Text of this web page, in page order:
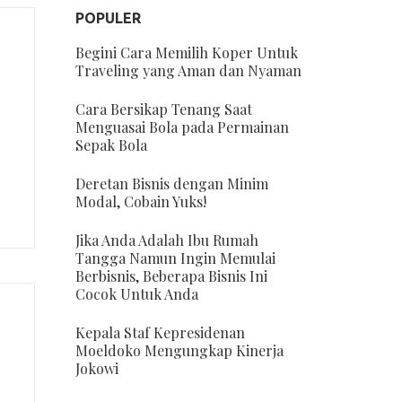
POPULER
Begini Cara Memilih Koper Untuk
Traveling yang Aman dan Nyaman
Cara Bersikap Tenang Saat
Menguasai Bola pada Permainan
Sepak Bola
Deretan Bisnis dengan Minim
Modal, Cobain Yuks!
Jika Anda Adalah Ibu Rumah
Tangga Namun Ingin Memulai
Berbisnis, Beberapa Bisnis Ini
Cocok Untuk Anda
Kepala Staf Kepresidenan
Moeldoko Mengungkap Kinerja
Jokowi